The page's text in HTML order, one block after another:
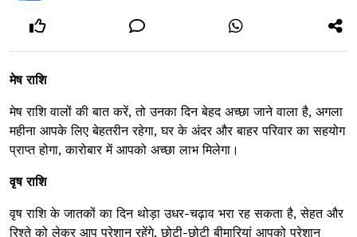
मेष राशि
मेष राशि वालों की बात करें, तो उनका दिन बेहद अच्छा जाने वाला है, अगला
महीना आपके लिए बेहतरीन रहेगा, घर के अंदर और बाहर परिवार का सहयोग
प्राप्त होगा, कारोबार में आपको अच्छा लाभ मिलेगा।
वृष राशि
वृष राशि के जातकों का दिन थोड़ा उधर-चढ़ाव भरा रह सकता है, सेहत और
रिश्ते को लेकर आप परेशान रहेंगे, छोटी-छोटी बीमारियां आपको परेशान